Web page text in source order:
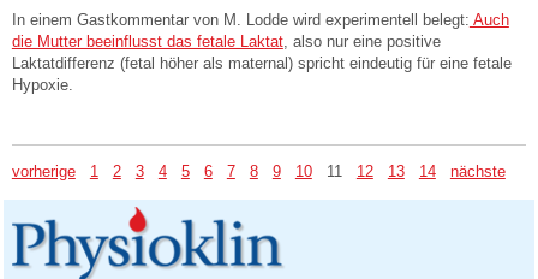
In einem Gastkommentar von M. Lodde wird experimentell belegt: Auch
die Mutter beeinflusst das fetale Laktat, also nur eine positive
Laktatdifferenz (fetal höher als maternal) spricht eindeutig für eine fetale
Hypoxie.
vorherige 1 2 3 4 5 6 7 8 9 10 11 12 13 14 nächste